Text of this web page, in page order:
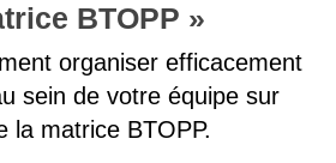
BTOPP »
organiser efficacement
sein de votre équipe sur
la matrice BTOPP.